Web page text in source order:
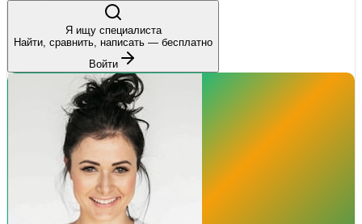
Я ищу специалиста
Найти, сравнить, написать — бесплатно
Войти